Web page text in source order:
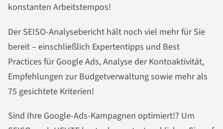
konstanten Arbeitstempos!
Der SEISO-Analysebericht hält noch viel mehr für Sie
bereit – einschließlich Expertentipps und Best
Practices für Google Ads, Analyse der Kontoaktivität,
Empfehlungen zur Budgetverwaltung sowie mehr als
75 gesichtete Kriterien!
Sind Ihre Google-Ads-Kampagnen optimiert!? Um